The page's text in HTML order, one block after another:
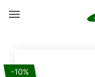

-10%